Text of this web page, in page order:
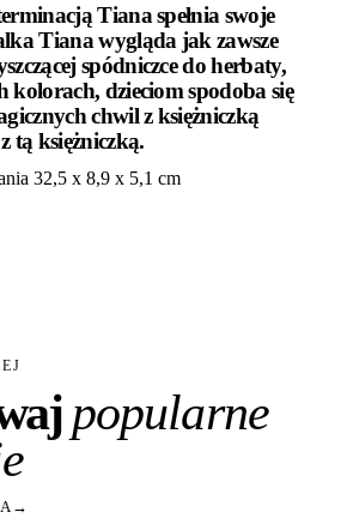
Tiana spełnia swoje
Tiana wygląda jak zawsze
spódniczce do herbaty,
dzieciom spodoba się
chwil z księżniczką
tą księżniczką.
32,5 x 8,9 x 5,1 cm
popularne
→